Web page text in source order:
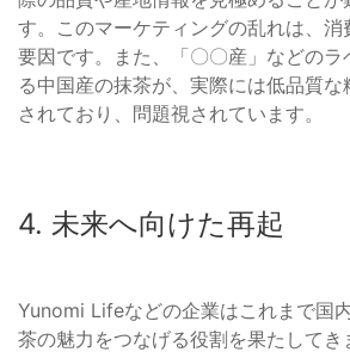
す。このマーケティングの乱れは、消
要因です。また、「〇〇産」などのラ
る中国産の抹茶が、実際には低品質
されており、問題視されています。
4. 未来へ向けた再起
Yunomi Lifeなどの企業はこれまで国
茶の魅力をつなげる役割を果たしてき